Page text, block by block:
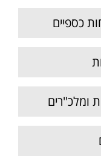
כספיים
ומלכ"רים